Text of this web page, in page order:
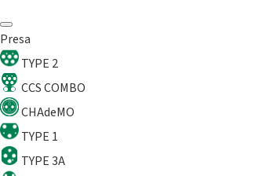
Presa
TYPE 2
CCS COMBO
CHAdeMO
TYPE 1
TYPE 3A